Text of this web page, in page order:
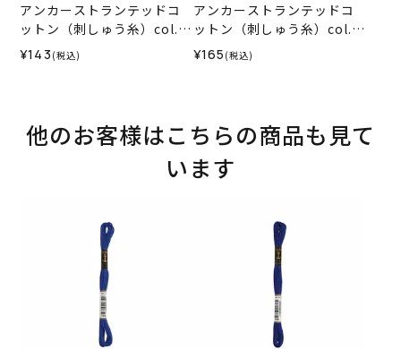
アンカーストランテッドコ
ットン（刺しゅう糸）col.1
012
¥143 (税込)
アンカーストランテッドコ
ットン（刺しゅう糸）col.0
035
¥165 (税込)
他のお客様はこちらの商品も見て
います